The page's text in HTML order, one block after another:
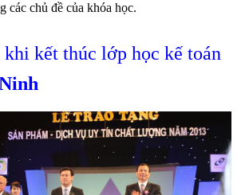
các chủ đề của khóa học.
khi kết thúc lớp học kế toán